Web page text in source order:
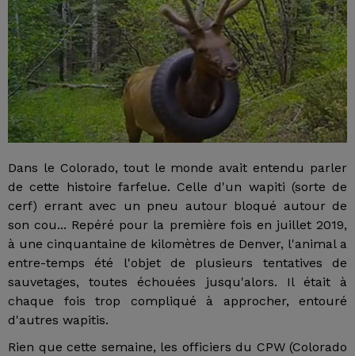
Dans le Colorado, tout le monde avait entendu parler
de cette histoire farfelue. Celle d'un wapiti (sorte de
cerf) errant avec un pneu autour bloqué autour de
son cou... Repéré pour la première fois en juillet 2019,
à une cinquantaine de kilomètres de Denver, l'animal a
entre-temps été l'objet de plusieurs tentatives de
sauvetages, toutes échouées jusqu'alors. Il était à
chaque fois trop compliqué à approcher, entouré
d'autres wapitis.
Rien que cette semaine, les officiers du CPW (Colorado